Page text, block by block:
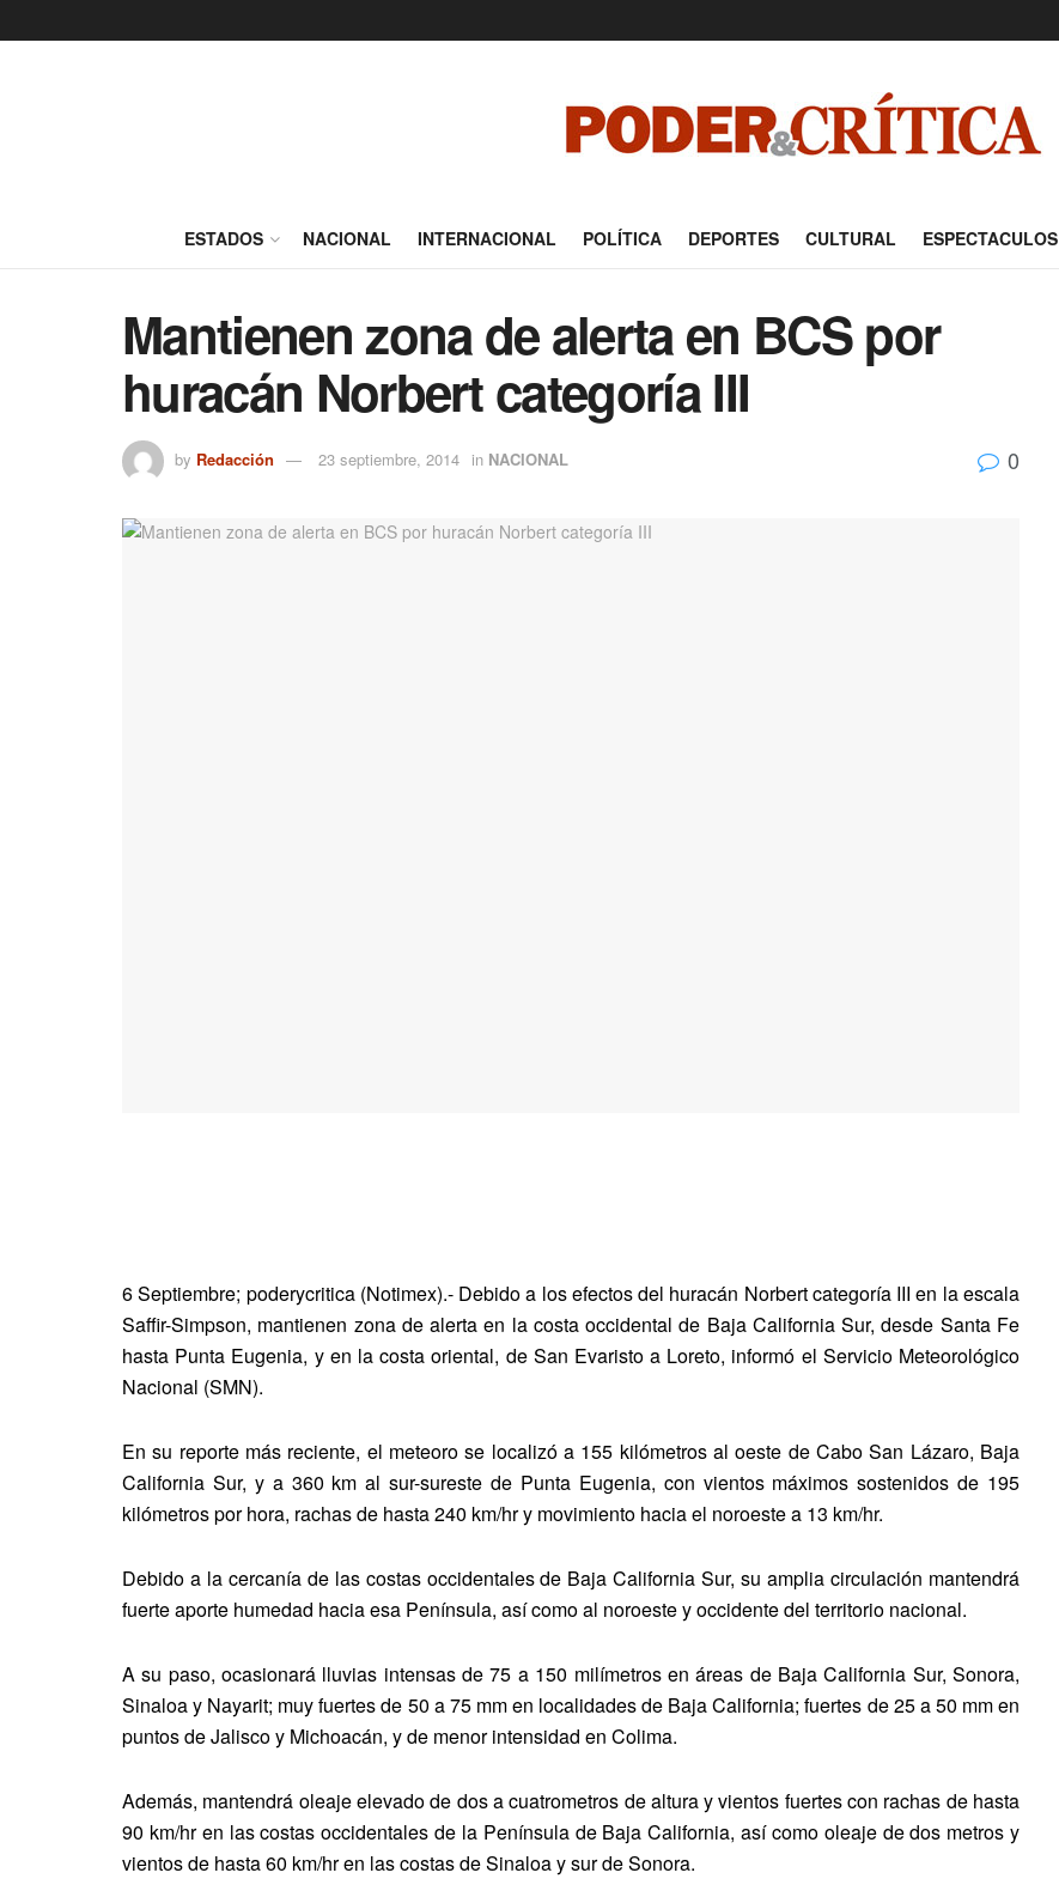
ESTADOS NACIONAL INTERNACIONAL POLÍTICA DEPORTES CULTURAL ESPECTACULOS
Mantienen zona de alerta en BCS por
huracán Norbert categoría III
by Redacción 23 septiembre, 2014 in NACIONAL 0
6 Septiembre; poderycritica (Notimex).- Debido a los efectos del huracán Norbert categoría III en la escala
Saffir-Simpson, mantienen zona de alerta en la costa occidental de Baja California Sur, desde Santa Fe
hasta Punta Eugenia, y en la costa oriental, de San Evaristo a Loreto, informó el Servicio Meteorológico
Nacional (SMN).
En su reporte más reciente, el meteoro se localizó a 155 kilómetros al oeste de Cabo San Lázaro, Baja
California Sur, y a 360 km al sur-sureste de Punta Eugenia, con vientos máximos sostenidos de 195
kilómetros por hora, rachas de hasta 240 km/hr y movimiento hacia el noroeste a 13 km/hr.
Debido a la cercanía de las costas occidentales de Baja California Sur, su amplia circulación mantendrá
fuerte aporte humedad hacia esa Península, así como al noroeste y occidente del territorio nacional.
A su paso, ocasionará lluvias intensas de 75 a 150 milímetros en áreas de Baja California Sur, Sonora,
Sinaloa y Nayarit; muy fuertes de 50 a 75 mm en localidades de Baja California; fuertes de 25 a 50 mm en
puntos de Jalisco y Michoacán, y de menor intensidad en Colima.
Además, mantendrá oleaje elevado de dos a cuatrometros de altura y vientos fuertes con rachas de hasta
90 km/hr en las costas occidentales de la Península de Baja California, así como oleaje de dos metros y
vientos de hasta 60 km/hr en las costas de Sinaloa y sur de Sonora.